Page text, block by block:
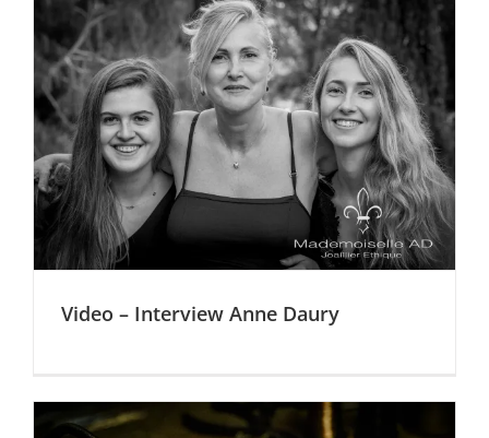
Video – Interview Anne Daury